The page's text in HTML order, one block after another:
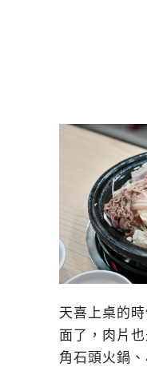
天喜上桌的
面了，肉片
角石頭火鍋